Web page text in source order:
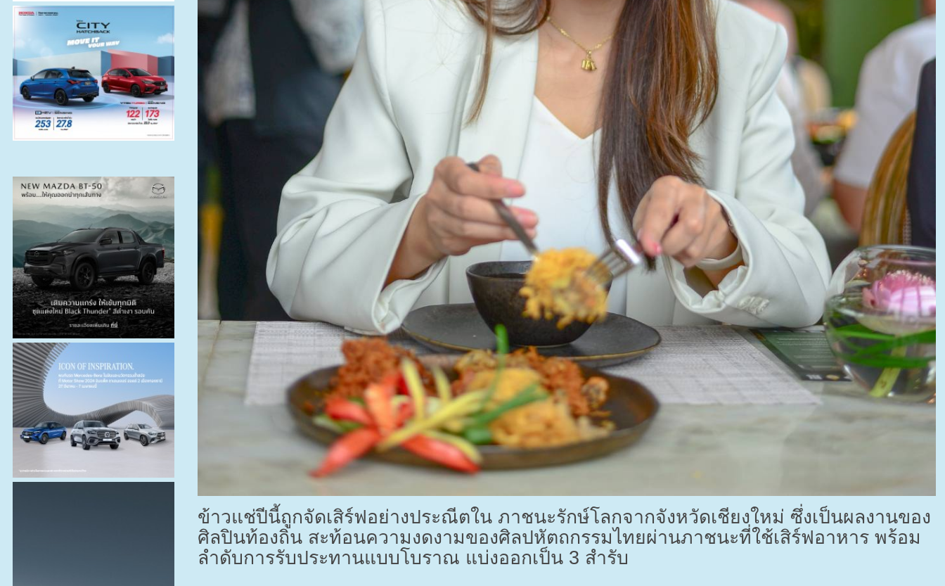
ข้าวแช่ปีนี้ถูกจัดเสิร์ฟอย่างประณีตใน ภาชนะรักษ์โลกจากจังหวัดเชียงใหม่ ซึ่งเป็นผลงานของ
ศิลปินท้องถิ่น สะท้อนความงดงามของศิลปหัตถกรรมไทยผ่านภาชนะที่ใช้เสิร์ฟอาหาร พร้อม
ลำดับการรับประทานแบบโบราณ แบ่งออกเป็น 3 สำรับ